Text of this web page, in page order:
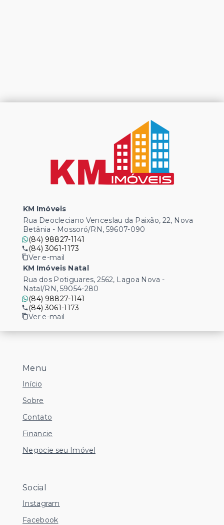
Menu
Início
Sobre
Contato
Financie
Negocie seu Imóvel
Social
Instagram
Facebook
KM Imóveis
Rua Deocleciano Venceslau da Paixão, 22, Nova
Betânia - Mossoró/RN, 59607-090
(84) 98827-1141
(84) 3061-1173
Ver e-mail
KM Imóveis Natal
Rua dos Potiguares, 2562, Lagoa Nova -
Natal/RN, 59054-280
(84) 98827-1141
(84) 3061-1173
Ver e-mail